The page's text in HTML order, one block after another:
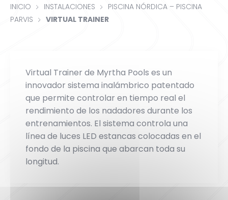
INICIO INSTALACIONES
PISCINA NÓRDICA – PISCINA
PARVIS
VIRTUAL TRAINER
Virtual Trainer de Myrtha Pools es un
innovador sistema inalámbrico patentado
que permite controlar en tiempo real el
rendimiento de los nadadores durante los
entrenamientos. El sistema controla una
línea de luces LED estancas colocadas en el
fondo de la piscina que abarcan toda su
longitud.